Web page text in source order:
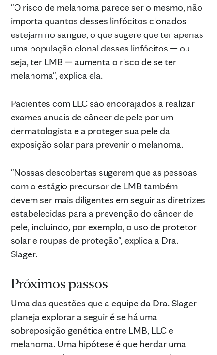
"O risco de melanoma parece ser o mesmo, não
importa quantos desses linfócitos clonados
estejam no sangue, o que sugere que ter apenas
uma população clonal desses linfócitos — ou
seja, ter LMB — aumenta o risco de se ter
melanoma", explica ela.
Pacientes com LLC são encorajados a realizar
exames anuais de câncer de pele por um
dermatologista e a proteger sua pele da
exposição solar para prevenir o melanoma.
"Nossas descobertas sugerem que as pessoas
com o estágio precursor de LMB também
devem ser mais diligentes em seguir as diretrizes
estabelecidas para a prevenção do câncer de
pele, incluindo, por exemplo, o uso de protetor
solar e roupas de proteção", explica a Dra.
Slager.
Próximos passos
Uma das questões que a equipe da Dra. Slager
planeja explorar a seguir é se há uma
sobreposição genética entre LMB, LLC e
melanoma. Uma hipótese é que herdar uma